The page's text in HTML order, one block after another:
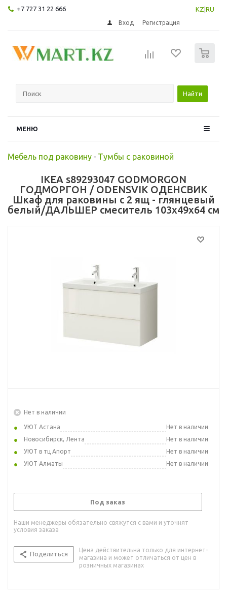
+7 727 31 22 666 KZ RU
Вход Регистрация
Найти
МЕНЮ
Мебель под раковину - Тумбы с раковиной
IKEA s89293047 GODMORGON
ГОДМОРГОН / ODENSVIK ОДЕНСВИК
Шкаф для раковины с 2 ящ - глянцевый
белый/ДАЛЬШЕР смеситель 103x49x64 см
Нет в наличии
УЮТ Астана
Нет в наличии
Новосибирск, Лента
Нет в наличии
УЮТ в тц Апорт
Нет в наличии
УЮТ Алматы
Нет в наличии
Под заказ
Наши менеджеры обязательно свяжутся с вами и уточнят
условия заказа
Поделиться
Цена действительна только для интернет-
магазина и может отличаться от цен в
розничных магазинах